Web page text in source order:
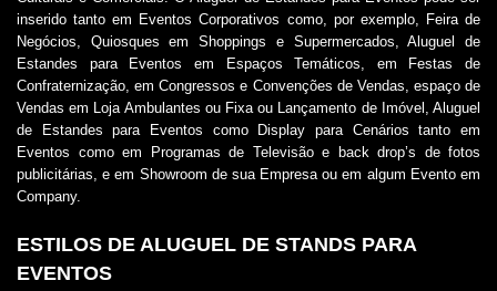
inserido tanto em Eventos Corporativos como, por exemplo, Feira de
Negócios, Quiosques em Shoppings e Supermercados, Aluguel de
Estandes para Eventos em Espaços Temáticos, em Festas de
Confraternização, em Congressos e Convenções de Vendas, espaço de
Vendas em Loja Ambulantes ou Fixa ou Lançamento de Imóvel, Aluguel
de Estandes para Eventos como Display para Cenários tanto em
Eventos como em Programas de Televisão e back drop’s de fotos
publicitárias, e em Showroom de sua Empresa ou em algum Evento em
Company.
ESTILOS DE ALUGUEL DE STANDS PARA
EVENTOS